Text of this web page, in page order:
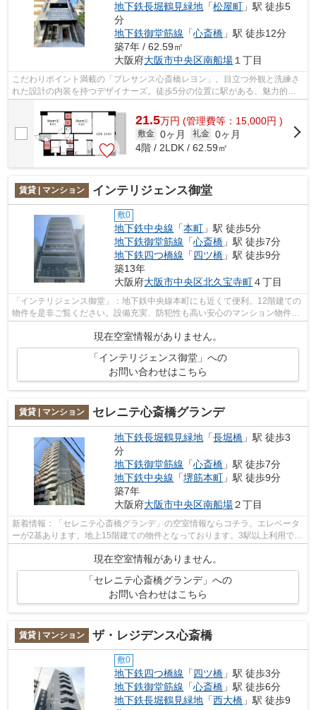
地下鉄長堀鶴見緑地 「松屋町 」駅 徒歩5
分
地下鉄御堂筋線 「心斎橋 」駅 徒歩12分
築7年 / 62.59㎡
大阪府大阪市中央区南船場 １丁目
こだわりポイント満載の「プレサンス心斎橋レヨン」。目立つ外観と洗練さ
れた設計の内装を持つデザイナーズ。徒歩5分の位置に駅がある、魅力的な
21.5万円 (管理費等：15,000円 )
敷金 0ヶ月 礼金 0ヶ月
4階 / 2LDK / 62.59㎡
賃貸 | マンション インテリジェンス御堂
敷0
地下鉄中央線 「本町 」駅 徒歩5分
地下鉄御堂筋線 「心斎橋 」駅 徒歩7分
地下鉄四つ橋線 「四ツ橋 」駅 徒歩9分
築13年
大阪府大阪市中央区北久宝寺町４丁目
「インテリジェンス御堂」：地下鉄中央線本町にも近くて便利。12階建ての
物件を是非ご覧ください。設備充実、防犯性も高い安心のマンション物件で
す。行き先に応じて選べる3駅以上利用...
現在空室情報がありません。
「インテリジェンス御堂」への
お問い合わせはこちら
賃貸 | マンション セレニテ心斎橋グランデ
地下鉄長堀鶴見緑地 「長堀橋 」駅 徒歩3
分
地下鉄御堂筋線 「心斎橋 」駅 徒歩7分
地下鉄中央線 「堺筋本町 」駅 徒歩9分
築7年
大阪府大阪市中央区南船場２丁目
新着情報：「セレニテ心斎橋グランデ」の空室情報ならコチラ。エレベータ
ーが2基あります。地上15階建ての物件となっております。3駅以上利用でき
現在空室情報がありません。
「セレニテ心斎橋グランデ」への
お問い合わせはこちら
賃貸 | マンション ザ・レジデンス心斎橋
敷0
地下鉄四つ橋線 「四ツ橋 」駅 徒歩3分
地下鉄御堂筋線 「心斎橋 」駅 徒歩6分
地下鉄長堀鶴見緑地 「西大橋 」駅 徒歩9